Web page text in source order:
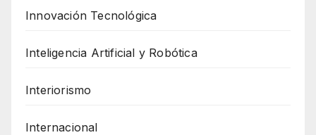
Innovación Tecnológica
Inteligencia Artificial y Robótica
Interiorismo
Internacional